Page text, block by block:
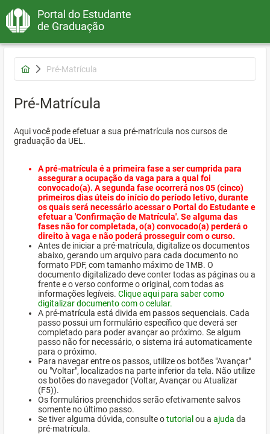
Portal do Estudante
de Graduação
Pré-Matrícula
Pré-Matrícula
Aqui você pode efetuar a sua pré-matrícula nos cursos de
graduação da UEL.
A pré-matrícula é a primeira fase a ser cumprida para
assegurar a ocupação da vaga para a qual foi
convocado(a). A segunda fase ocorrerá nos 05 (cinco)
primeiros dias úteis do início do período letivo, durante
os quais será necessário acessar o Portal do Estudante e
efetuar a 'Confirmação de Matrícula'. Se alguma das
fases não for completada, o(a) convocado(a) perderá o
direito à vaga e não poderá prosseguir com o curso.
Antes de iniciar a pré-matrícula, digitalize os documentos
abaixo, gerando um arquivo para cada documento no
formato PDF, com tamanho máximo de 1MB. O
documento digitalizado deve conter todas as páginas ou a
frente e o verso conforme o original, com todas as
informações legíveis. Clique aqui para saber como
digitalizar documento com o celular.
A pré-matrícula está divida em passos sequenciais. Cada
passo possui um formulário específico que deverá ser
completado para poder avançar ao próximo. Se algum
passo não for necessário, o sistema irá automaticamente
para o próximo.
Para navegar entre os passos, utilize os botões "Avançar"
ou "Voltar", localizados na parte inferior da tela. Não utilize
os botões do navegador (Voltar, Avançar ou Atualizar
(F5)).
Os formulários preenchidos serão efetivamente salvos
somente no último passo.
Se tiver alguma dúvida, consulte otutorial ou a ajuda da
pré-matrícula.